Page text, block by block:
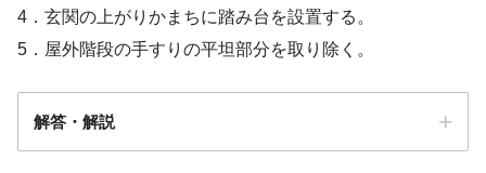
4．玄関の上がりかまちに踏み台を設置する。
5．屋外階段の手すりの平坦部分を取り除く。
解答・解説